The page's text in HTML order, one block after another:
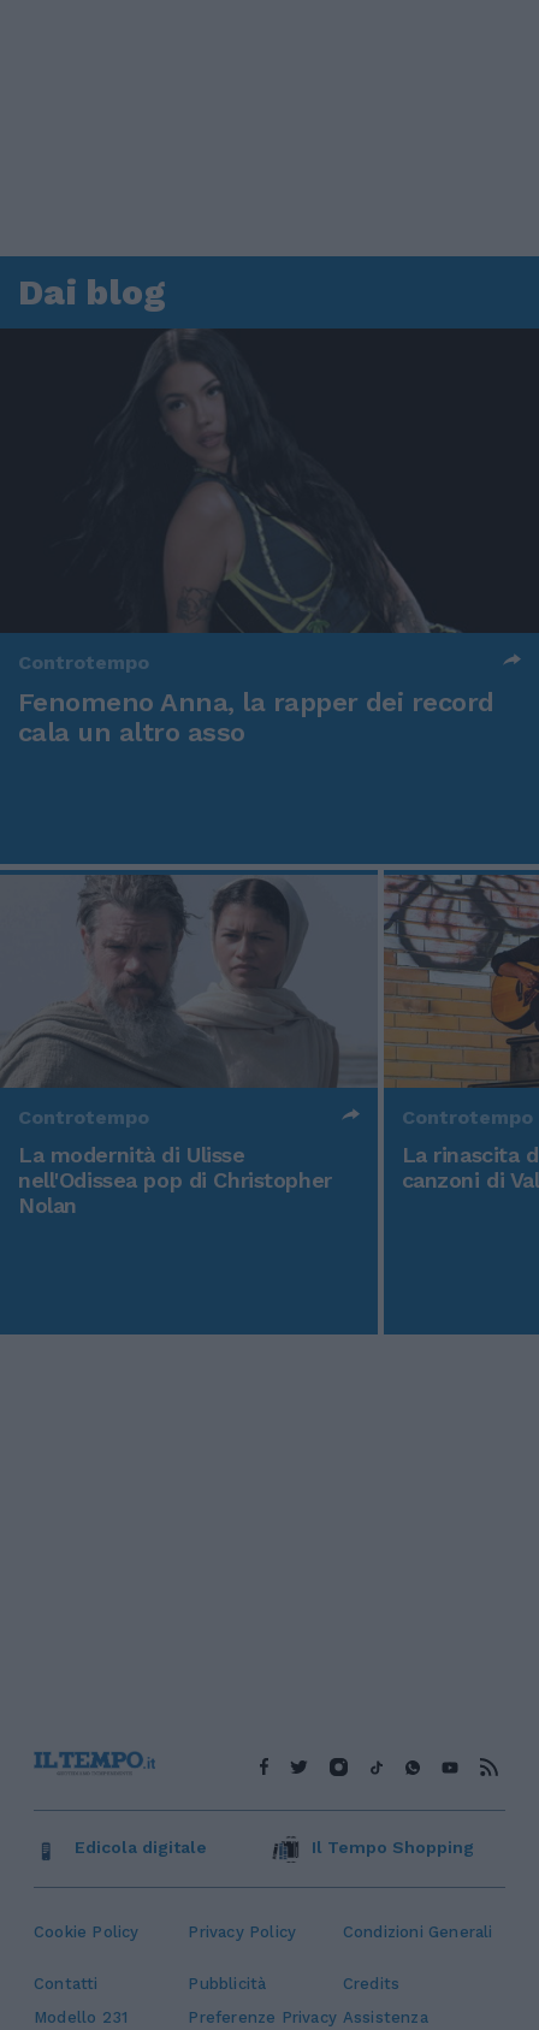
Dai blog
Controtempo
Fenomeno Anna, la rapper dei record
cala un altro asso
Controtempo
La modernità di Ulisse
nell'Odissea pop di Christopher
Nolan
Controtempo
La rinascita
canzoni di
Cookie Policy Privacy Policy Condizioni Generali
Contatti Pubblicità
Credits
Modello 231
Preferenze Privacy Assistenza
Edicola digitale Il Tempo Shopping